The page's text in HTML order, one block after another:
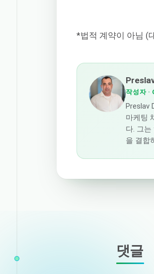
*법적 계약이 아님 (
작성자·
Preslav
마케팅
다. 그
을 결합
댓글